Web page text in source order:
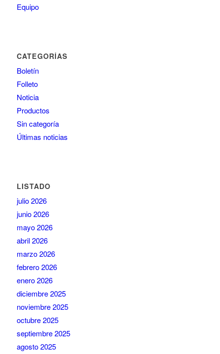
Equipo
CATEGORÍAS
Boletín
Folleto
Noticia
Productos
Sin categoría
Últimas noticias
LISTADO
julio 2026
junio 2026
mayo 2026
abril 2026
marzo 2026
febrero 2026
enero 2026
diciembre 2025
noviembre 2025
octubre 2025
septiembre 2025
agosto 2025